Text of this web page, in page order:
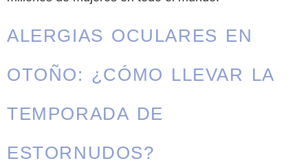
ALERGIAS OCULARES EN
OTOÑO: ¿CÓMO LLEVAR LA
TEMPORADA DE
ESTORNUDOS?